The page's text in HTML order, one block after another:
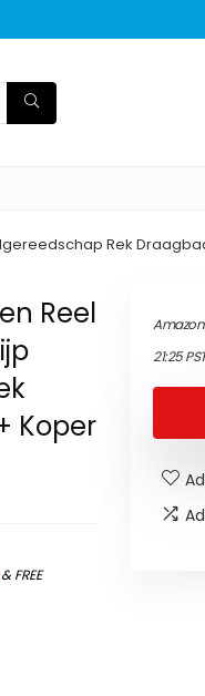
Rek
Reel
Koper
&FREE
21:25